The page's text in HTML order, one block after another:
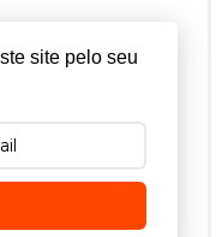
site pelo seu